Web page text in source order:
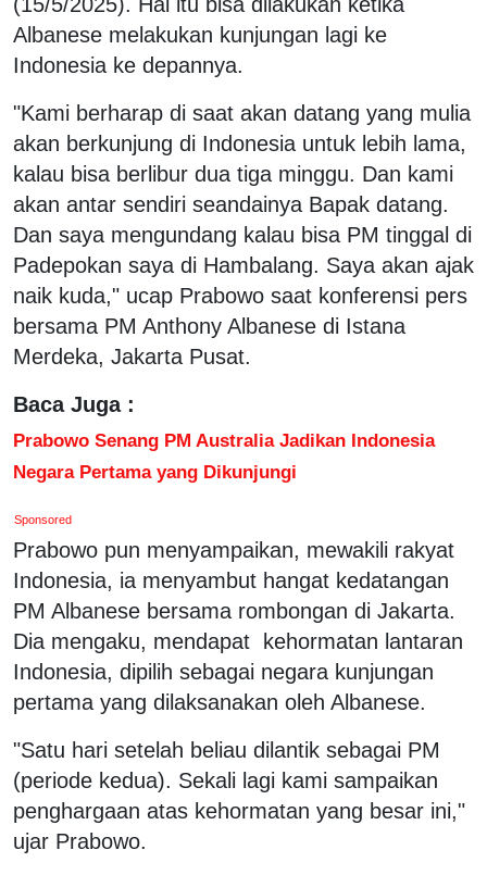
Albanese melakukan kunjungan lagi ke
Indonesia ke depannya.
"Kami berharap di saat akan datang yang mulia
akan berkunjung di Indonesia untuk lebih lama,
kalau bisa berlibur dua tiga minggu. Dan kami
akan antar sendiri seandainya Bapak datang.
Dan saya mengundang kalau bisa PM tinggal di
Padepokan saya di Hambalang. Saya akan ajak
naik kuda," ucap Prabowo saat konferensi pers
bersama PM Anthony Albanese di Istana
Merdeka, Jakarta Pusat.
Baca Juga :
Prabowo Senang PM Australia Jadikan Indonesia
Negara Pertama yang Dikunjungi
Sponsored
Prabowo pun menyampaikan, mewakili rakyat
Indonesia, ia menyambut hangat kedatangan
PM Albanese bersama rombongan di Jakarta.
Dia mengaku, mendapat kehormatan lantaran
Indonesia, dipilih sebagai negara kunjungan
pertama yang dilaksanakan oleh Albanese.
"Satu hari setelah beliau dilantik sebagai PM
(periode kedua). Sekali lagi kami sampaikan
penghargaan atas kehormatan yang besar ini,"
ujar Prabowo.